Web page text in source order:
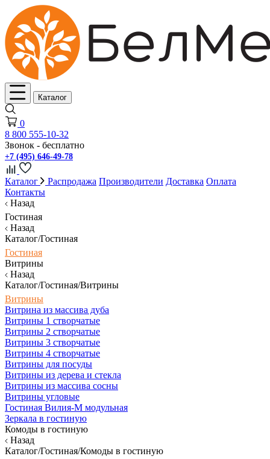
Каталог
0
8 800 555-10-32
Звонок - бесплатно
+7 (495) 646-49-78
Каталог Распродажа Производители Доставка Оплата
Контакты
Назад
Гостиная
Назад
Каталог/Гостиная
Гостиная
Витрины
Назад
Каталог/Гостиная/Витрины
Витрины
Витрина из массива дуба
Витрины 1 створчатые
Витрины 2 створчатые
Витрины 3 створчатые
Витрины 4 створчатые
Витрины для посуды
Витрины из дерева и стекла
Витрины из массива сосны
Витрины угловые
Гостиная Вилия-М модульная
Зеркала в гостиную
Комоды в гостиную
Назад
Каталог/Гостиная/Комоды в гостиную